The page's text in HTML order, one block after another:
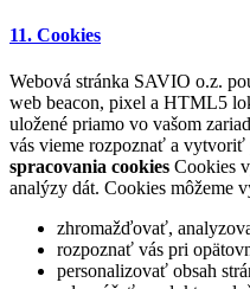
11. Cookies
Webová stránka SAVIO o.z.
web beacon, pixel a HTML5
uložené priamo vo vašom
vás vieme rozpoznať a vytvoriť
spracovania cookies Cookies
analýzy dát. Cookies môžeme
zhromažďovať,
rozpoznať vás pri
personalizovať obsah